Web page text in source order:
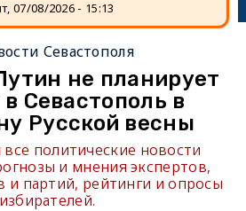
07/08/2026 - 15:13
Севастополя
не планирует
Севастополь в
Русской весны
политические новости
и мнения экспертов,
и партий, рейтинги и опросы
избирателей.